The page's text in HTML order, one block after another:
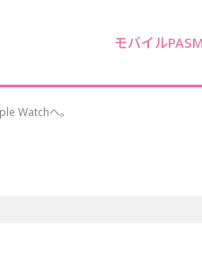
モバイル
Watchへ。